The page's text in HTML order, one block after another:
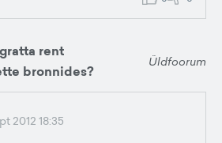
rent
bronnides?
Üldfoorum
2012 18:35